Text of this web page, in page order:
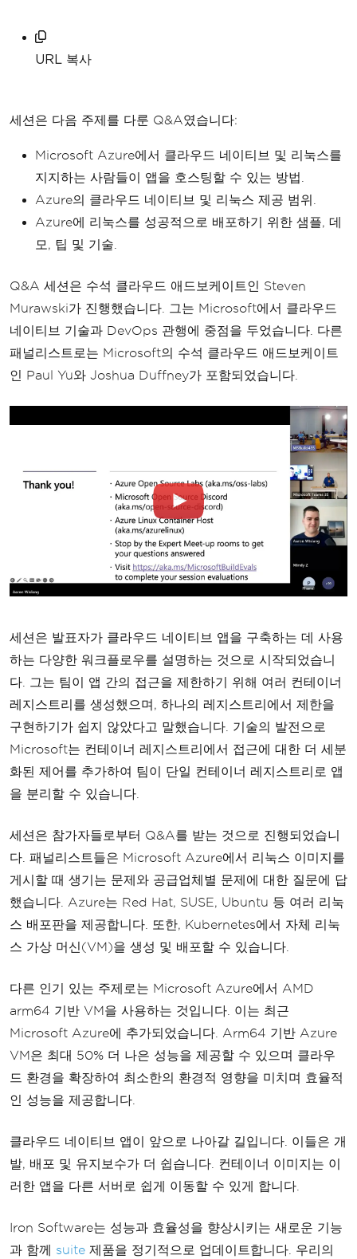
URL 복사
세션은 다음 주제를 다룬 Q&A였습니다:
Microsoft Azure에서 클라우드 네이티브 및 리눅스를
지지하는 사람들이 앱을 호스팅할 수 있는 방법.
Azure의 클라우드 네이티브 및 리눅스 제공 범위.
Azure에 리눅스를 성공적으로 배포하기 위한 샘플, 데
모, 팁 및 기술.
Q&A 세션은 수석 클라우드 애드보케이트인 Steven
Murawski가 진행했습니다. 그는 Microsoft에서 클라우드
네이티브 기술과 DevOps 관행에 중점을 두었습니다. 다른
패널리스트로는 Microsoft의 수석 클라우드 애드보케이트
인 Paul Yu와 Joshua Duffney가 포함되었습니다.
세션은 발표자가 클라우드 네이티브 앱을 구축하는 데 사용
하는 다양한 워크플로우를 설명하는 것으로 시작되었습니
다. 그는 팀이 앱 간의 접근을 제한하기 위해 여러 컨테이너
레지스트리를 생성했으며, 하나의 레지스트리에서 제한을
구현하기가 쉽지 않았다고 말했습니다. 기술의 발전으로
Microsoft는 컨테이너 레지스트리에서 접근에 대한 더 세분
화된 제어를 추가하여 팀이 단일 컨테이너 레지스트리로 앱
을 분리할 수 있습니다.
세션은 참가자들로부터 Q&A를 받는 것으로 진행되었습니
다. 패널리스트들은 Microsoft Azure에서 리눅스 이미지를
게시할 때 생기는 문제와 공급업체별 문제에 대한 질문에 답
했습니다. Azure는 Red Hat, SUSE, Ubuntu 등 여러 리눅
스 배포판을 제공합니다. 또한, Kubernetes에서 자체 리눅
스 가상 머신(VM)을 생성 및 배포할 수 있습니다.
다른 인기 있는 주제로는 Microsoft Azure에서 AMD
arm64 기반 VM을 사용하는 것입니다. 이는 최근
Microsoft Azure에 추가되었습니다. Arm64 기반 Azure
VM은 최대 50% 더 나은 성능을 제공할 수 있으며 클라우
드 환경을 확장하여 최소한의 환경적 영향을 미치며 효율적
인 성능을 제공합니다.
클라우드 네이티브 앱이 앞으로 나아갈 길입니다. 이들은 개
발, 배포 및 유지보수가 더 쉽습니다. 컨테이너 이미지는 이
러한 앱을 다른 서버로 쉽게 이동할 수 있게 합니다.
Iron Software는 성능과 효율성을 향상시키는 새로운 기능
과 함께 suite 제품을 정기적으로 업데이트합니다. 우리의